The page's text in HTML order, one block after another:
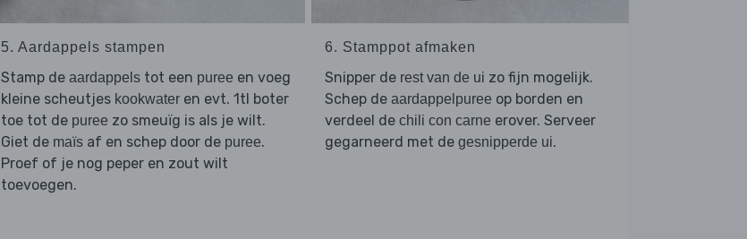
5. Aardappels stampen
Stamp de aardappelstot een puree en voeg
kleine scheutjes kookwateren evt. 1tl boter
toe tot de puree zo smeuïg is als je wilt.
Giet de maïsaf en schep door de puree.
Proef of je nog peper en zout wilt
toevoegen.
6. Stamppot afmaken
Snipper de rest van de ui zo fijn mogelijk.
Schep de aardappelpuree op borden en
verdeel de chili con carne erover. Serveer
gegarneerd met de gesnipperde ui.